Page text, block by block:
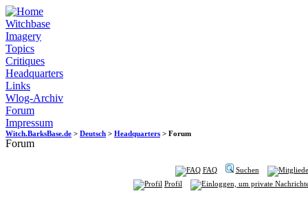
Witchbase
Imagery
Topics
Critiques
Headquarters
Links
Wlog-Archiv
Forum
Impressum
Witch.BarksBase.de > Deutsch > Headquarters > Forum
Forum
FAQ
Suchen
Profil